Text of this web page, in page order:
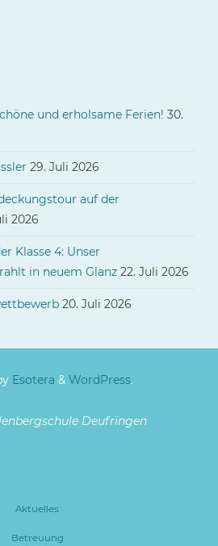
und erholsame Ferien! 30.
29. Juli 2026
auf der
2026
Klasse 4: Unser
in neuem Glanz 22. Juli 2026
20. Juli 2026
Esotera & WordPress.
Deufringen
Aktuelles
Betreuung